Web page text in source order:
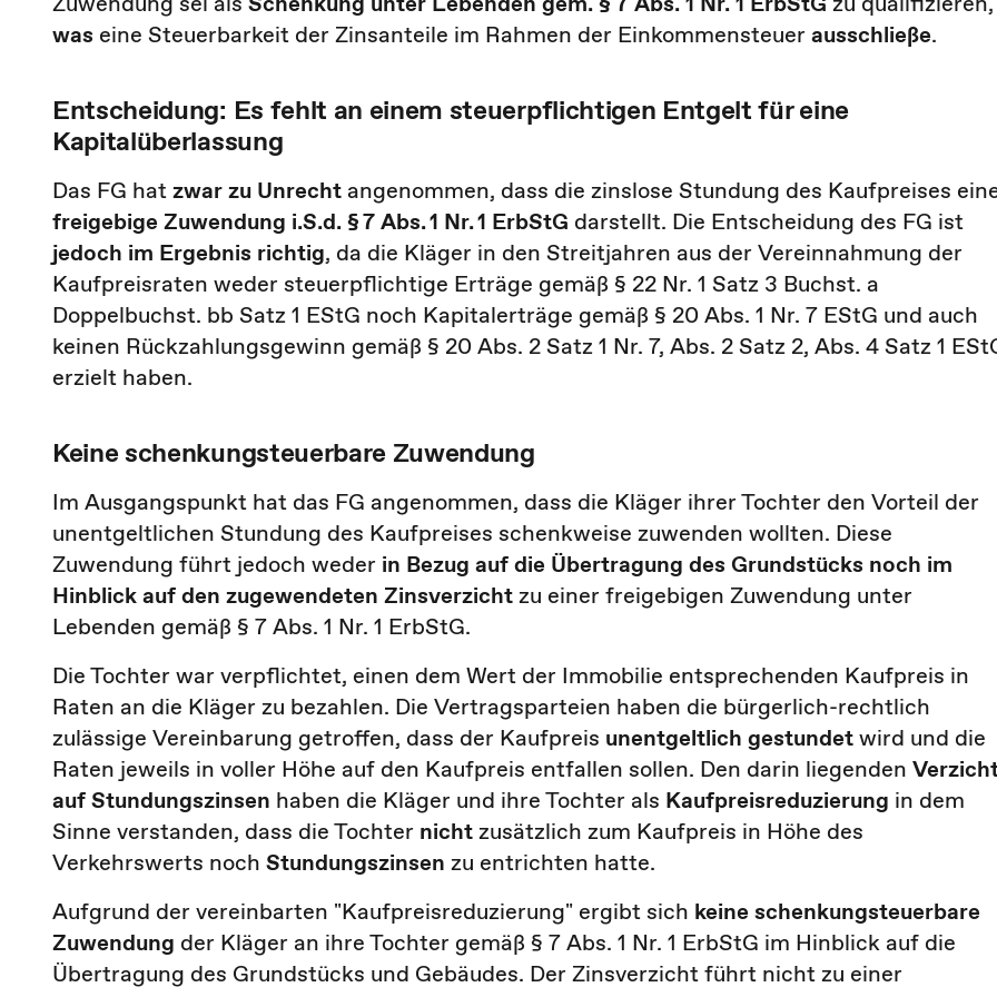
was eine Steuerbarkeit der Zinsanteile im Rahmen der Einkommensteuer ausschließe.
Entscheidung: Es fehlt an einem steuerpflichtigen Entgelt für eine
Kapitalüberlassung
Das FG hatzwar zu Unrecht angenommen, dass die zinslose Stundung des Kaufpreises
freigebige Zuwendung i.S.d. § 7 Abs. 1 Nr. 1 ErbStG darstellt. Die Entscheidung des FG ist
jedoch im Ergebnis richtig, da die Kläger in den Streitjahren aus der Vereinnahmung der
Kaufpreisraten weder steuerpflichtige Erträge gemäß § 22 Nr. 1 Satz 3 Buchst. a
Doppelbuchst. bb Satz 1 EStG noch Kapitalerträge gemäß § 20 Abs. 1 Nr. 7 EStG und auch
keinen Rückzahlungsgewinn gemäß § 20 Abs. 2 Satz 1 Nr. 7, Abs. 2 Satz 2, Abs. 4 Satz 1
erzielt haben.
Keine schenkungsteuerbare Zuwendung
Im Ausgangspunkt hat das FG angenommen, dass die Kläger ihrer Tochter den Vorteil der
unentgeltlichen Stundung des Kaufpreises schenkweise zuwenden wollten. Diese
Zuwendung führt jedoch weder in Bezug auf die Übertragung des Grundstücks noch im
Hinblick auf den zugewendeten Zinsverzichtzu einer freigebigen Zuwendung unter
Lebenden gemäß § 7 Abs. 1 Nr. 1 ErbStG.
Die Tochter war verpflichtet, einen dem Wert der Immobilie entsprechenden Kaufpreis in
Raten an die Kläger zu bezahlen. Die Vertragsparteien haben die bürgerlich-rechtlich
zulässige Vereinbarung getroffen, dass der Kaufpreis unentgeltlich gestundetwird und die
Raten jeweils in voller Höhe auf den Kaufpreis entfallen sollen. Den darin liegenden
auf Stundungszinsen haben die Kläger und ihre Tochter als Kaufpreisreduzierung in dem
Sinne verstanden, dass die Tochter nichtzusätzlich zum Kaufpreis in Höhe des
Verkehrswerts noch Stundungszinsen zu entrichten hatte.
Aufgrund der vereinbarten "Kaufpreisreduzierung" ergibt sich keine schenkungsteuerbare
Zuwendung der Kläger an ihre Tochter gemäß § 7 Abs. 1 Nr. 1 ErbStG im Hinblick auf die
Übertragung des Grundstücks und Gebäudes. Der Zinsverzicht führt nicht zu einer